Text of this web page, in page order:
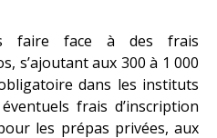
faire face à des frais
s’ajoutant aux 300 à 1 000
dans les instituts
frais d’inscription
les prépas privées, aux